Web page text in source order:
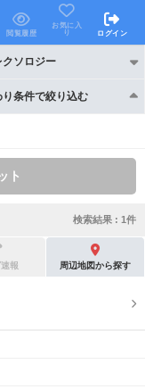
閲覧履歴
お気に入
り
ログイン
クソロジー
り条件で絞り込む
り条件で絞り込む
ター割引あり
ト
検索結果 : 1件
報 周辺地図から探す